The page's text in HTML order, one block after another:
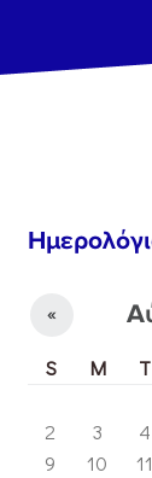
«
S M T
2
3 4
9
10 11